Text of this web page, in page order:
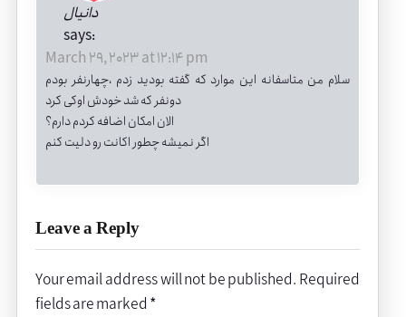
دانیال
says:
March 29, 2023 at 12:14 pm
سلام من متاسفانه این موارد که گفته بودید زدم ،چهارنفر بودم
دونفر که شد خودش اوکی کرد
الان امکان اضافه کردم دارم؟
اگر نمیشه چطور اکانت رو دلیت کنم
Leave a Reply
Your email address will not be published. Required
fields are marked *